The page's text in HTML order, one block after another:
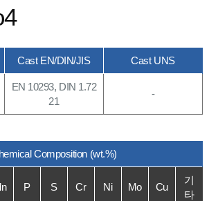
Cast EN/DIN/JIS Cast UNS
EN 10293, DIN 1.72
21
-
Composition (wt.%)
P S Cr Ni Mo Cu
기
타